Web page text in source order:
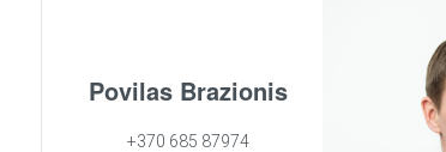
Povilas Brazionis
+370 685 87974